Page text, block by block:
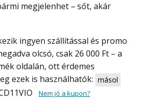
megjelenhet – sőt, akár
olcsó, csak 26 000 Ft – a
oldalán, ott érdemes
ezek is használhatók: másol
Nem jó a kupon?